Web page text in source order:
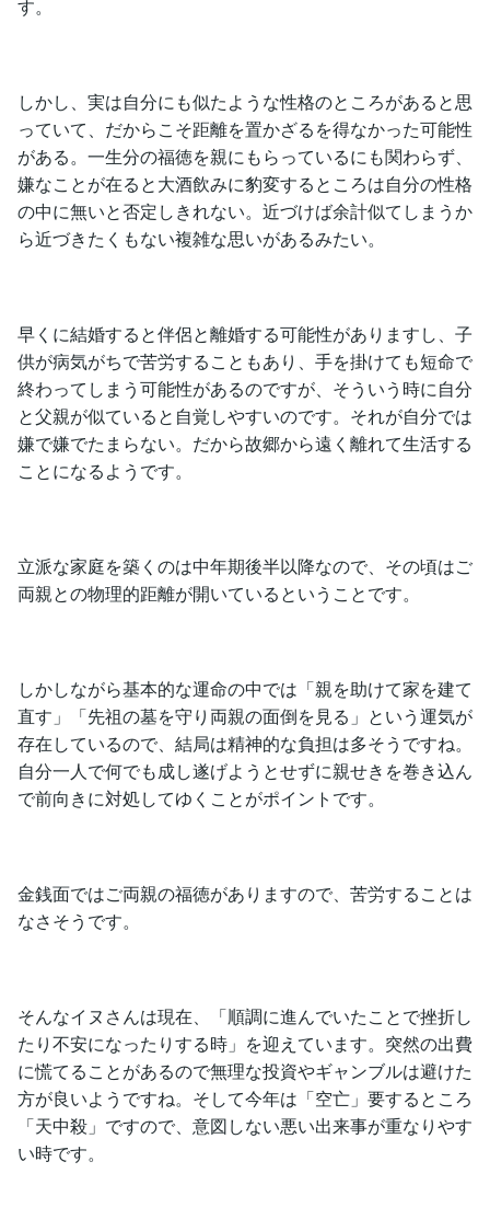
す。
しかし、実は自分にも似たような性格のところがあると思
っていて、だからこそ距離を置かざるを得なかった可能性
がある。一生分の福徳を親にもらっているにも関わらず、
嫌なことが在ると大酒飲みに豹変するところは自分の性格
の中に無いと否定しきれない。近づけば余計似てしまうか
ら近づきたくもない複雑な思いがあるみたい。
早くに結婚すると伴侶と離婚する可能性がありますし、子
供が病気がちで苦労することもあり、手を掛けても短命で
終わってしまう可能性があるのですが、そういう時に自分
と父親が似ていると自覚しやすいのです。それが自分では
嫌で嫌でたまらない。だから故郷から遠く離れて生活する
ことになるようです。
立派な家庭を築くのは中年期後半以降なので、その頃はご
両親との物理的距離が開いているということです。
しかしながら基本的な運命の中では「親を助けて家を建て
直す」「先祖の墓を守り両親の面倒を見る」という運気が
存在しているので、結局は精神的な負担は多そうですね。
自分一人で何でも成し遂げようとせずに親せきを巻き込ん
で前向きに対処してゆくことがポイントです。
金銭面ではご両親の福徳がありますので、苦労することは
なさそうです。
そんなイヌさんは現在、「順調に進んでいたことで挫折し
たり不安になったりする時」を迎えています。突然の出費
に慌てることがあるので無理な投資やギャンブルは避けた
方が良いようですね。そして今年は「空亡」要するところ
「天中殺」ですので、意図しない悪い出来事が重なりやす
い時です。